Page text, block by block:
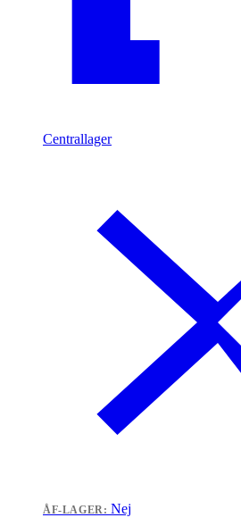
Centrallager
ÅF-LAGER: Nej